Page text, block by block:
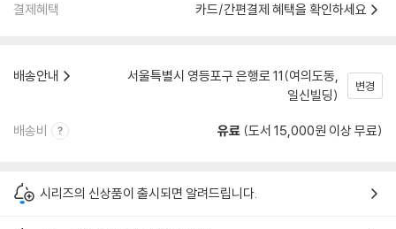
결제혜택 카드/간편결제 혜택을 확인하세요
배송안내
서울특별시 영등포구 은행로 11(여의도동,
일신빌딩)
변경
배송비 유료 (도서 15,000원 이상 무료)
시리즈의 신상품이 출시되면 알려드립니다.